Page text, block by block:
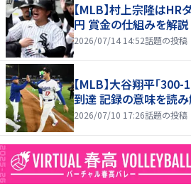
【MLB】村上宗隆は
円 賞金の仕組みを解説
2026/07/14 14:52話題の投稿
【MLB】大谷翔平「
到達 記録の意味を読み
2026/07/10 17:26話題の投稿